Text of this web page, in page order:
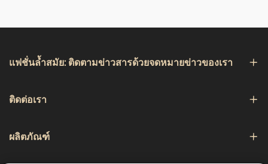
แฟชั่นล้ำสมัย: ติดตามข่าวสารด้วยจดหมายข่าวของเรา
ติดต่อเรา
ผลิตภัณฑ์